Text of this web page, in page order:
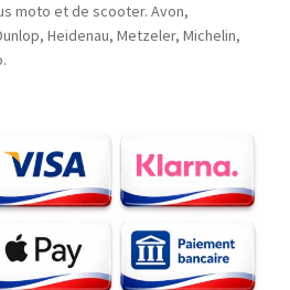
moto et de scooter. Avon,
Heidenau, Metzeler, Michelin,